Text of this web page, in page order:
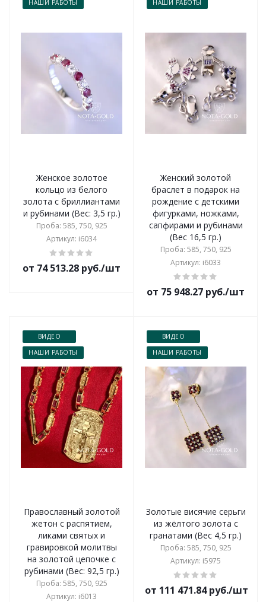
НАШИ РАБОТЫ
Женское золотое
кольцо из белого
золота с бриллиантами
и рубинами (Вес: 3,5 гр.)
Проба: 585, 750, 925
Артикул: i6034
от 74 513.28 руб./шт
НАШИ РАБОТЫ
Женский золотой
браслет в подарок на
рождение с детскими
фигурками, ножками,
сапфирами и рубинами
(Вес 16,5 гр.)
Проба: 585, 750, 925
Артикул: i6033
от 75 948.27 руб./шт
ВИДЕО
НАШИ РАБОТЫ
Православный золотой
жетон с распятием,
ликами святых и
гравировкой молитвы
на золотой цепочке с
рубинами (Вес: 92,5 гр.)
Проба: 585, 750, 925
Артикул: i6013
ВИДЕО
НАШИ РАБОТЫ
Золотые висячие серьги
из жёлтого золота с
гранатами (Вес 4,5 гр.)
Проба: 585, 750, 925
Артикул: i5975
от 111 471.84 руб./шт